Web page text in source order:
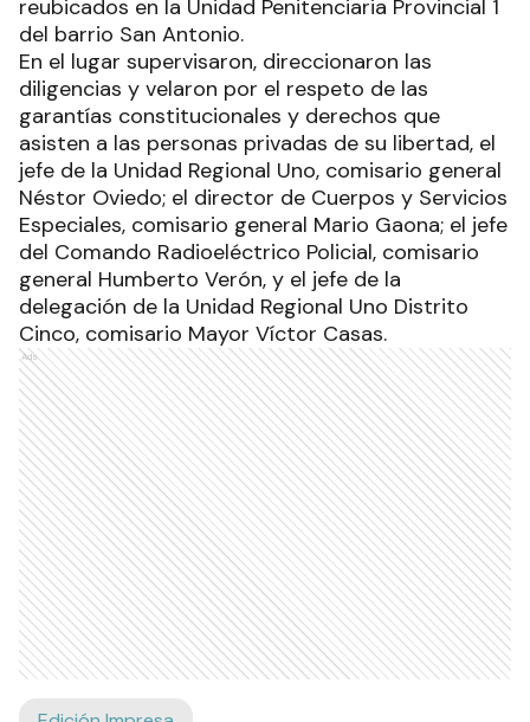
reubicados en la Unidad Penitenciaria Provincial 1
del barrio San Antonio.
En el lugar supervisaron, direccionaron las
diligencias y velaron por el respeto de las
garantías constitucionales y derechos que
asisten a las personas privadas de su libertad, el
jefe de la Unidad Regional Uno, comisario general
Néstor Oviedo; el director de Cuerpos y Servicios
Especiales, comisario general Mario Gaona; el jefe
del Comando Radioeléctrico Policial, comisario
general Humberto Verón, y el jefe de la
delegación de la Unidad Regional Uno Distrito
Cinco, comisario Mayor Víctor Casas.
Ads